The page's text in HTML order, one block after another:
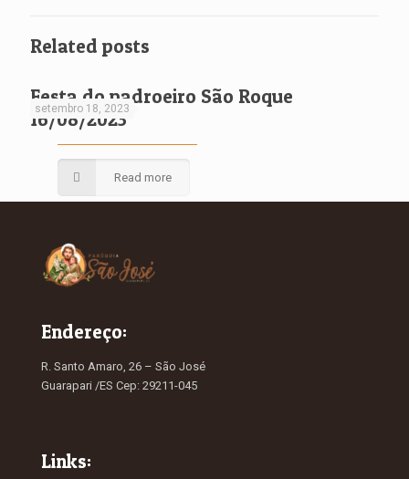
Related posts
setembro 18, 2023
Festa do padroeiro São Roque
16/08/2023
Read more
Endereço:
R. Santo Amaro, 26 – São José
Guarapari /ES Cep: 29211-045
Links: